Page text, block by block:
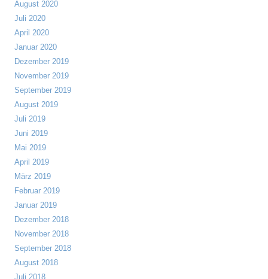
August 2020
Juli 2020
April 2020
Januar 2020
Dezember 2019
November 2019
September 2019
August 2019
Juli 2019
Juni 2019
Mai 2019
April 2019
März 2019
Februar 2019
Januar 2019
Dezember 2018
November 2018
September 2018
August 2018
Juli 2018